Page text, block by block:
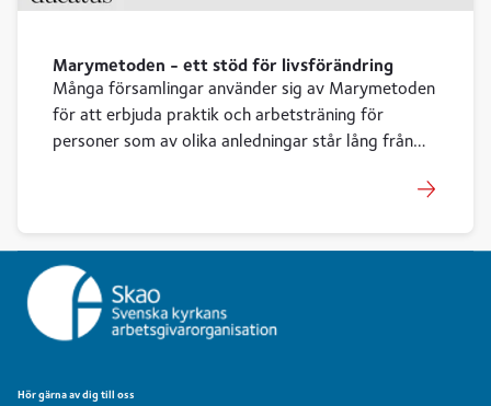
Marymetoden - ett stöd för livsförändring
Många församlingar använder sig av Marymetoden
för att erbjuda praktik och arbetsträning för
personer som av olika anledningar står lång från
Hör gärna av dig till oss